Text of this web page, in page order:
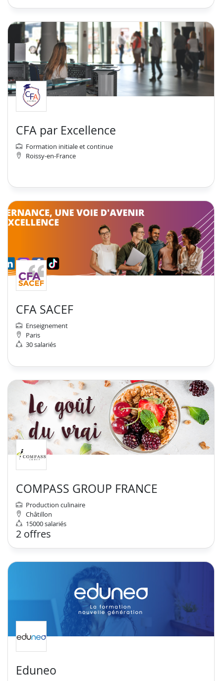
CFA par Excellence
Formation initiale et continue
Roissy-en-France
CFA SACEF
Enseignement
Paris
30 salariés
COMPASS GROUP FRANCE
Production culinaire
Châtillon
15000 salariés
2 offres
Eduneo